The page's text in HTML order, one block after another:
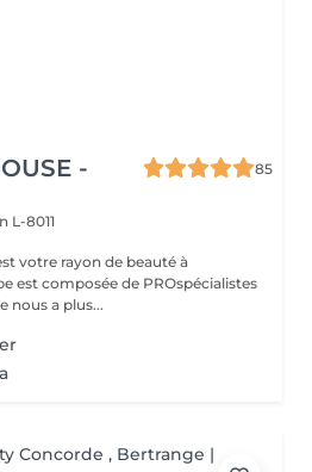
-
85
L-8011
votre rayon de beauté à
nous a plus...